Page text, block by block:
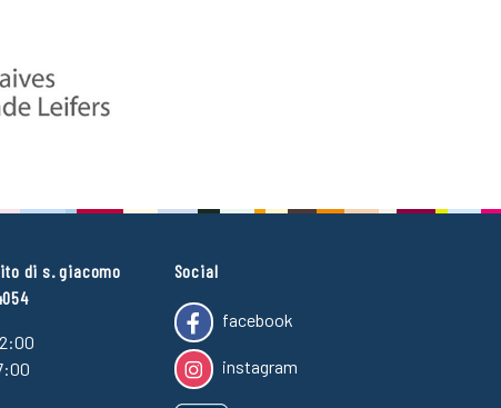
di s. giacomo
Social
facebook
instagram